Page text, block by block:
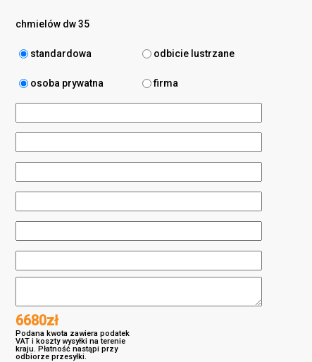
chmielów dw 35
standardowa odbicie lustrzane
osoba prywatna firma
6680zł
Podana kwota zawiera podatek
VAT i koszty wysyłki na terenie
kraju. Płatność nastąpi przy
odbiorze przesyłki.